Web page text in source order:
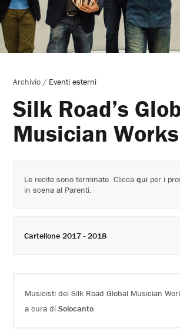
Archivio / Eventi esterni
Silk Road’s
Musician
Musicisti del Silk Road Global Musician
a cura diSolocanto
Le recite sono terminate. Cliccaqui per i
in scena al Parenti.
Cartellone 2017 - 2018